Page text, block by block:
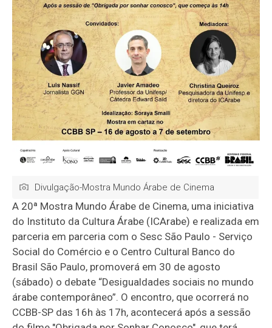
Divulgação-Mostra Mundo Árabe de Cinema
A 20ª Mostra Mundo Árabe de Cinema, uma iniciativa
do Instituto da Cultura Árabe (ICArabe) e realizada em
parceria em parceria com o Sesc São Paulo - Serviço
Social do Comércio e o Centro Cultural Banco do
Brasil São Paulo, promoverá em 30 de agosto
(sábado) o debate “Desigualdades sociais no mundo
árabe contemporâneo”. O encontro, que ocorrerá no
CCBB-SP das 16h às 17h, acontecerá após a sessão